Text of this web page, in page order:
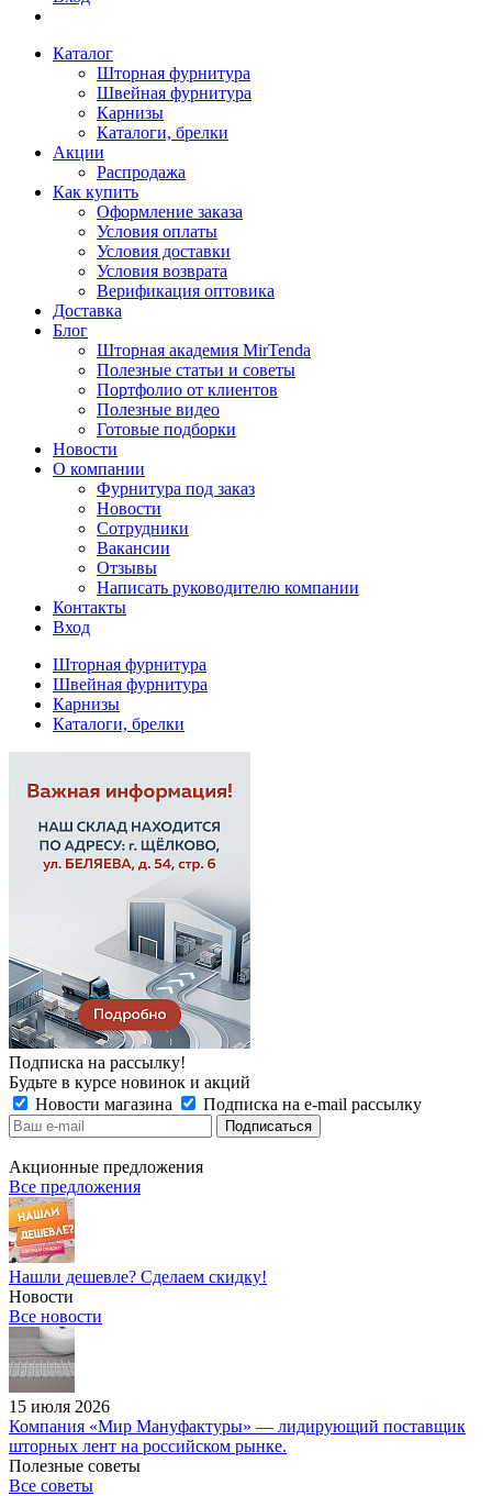
Каталог
Шторная фурнитура
Швейная фурнитура
Карнизы
Каталоги, брелки
Акции
Распродажа
Как купить
Оформление заказа
Условия оплаты
Условия доставки
Условия возврата
Верификация оптовика
Доставка
Блог
Шторная академия MirTenda
Полезные статьи и советы
Портфолио от клиентов
Полезные видео
Готовые подборки
Новости
О компании
Фурнитура под заказ
Новости
Сотрудники
Вакансии
Отзывы
Написать руководителю компании
Контакты
Вход
Шторная фурнитура
Швейная фурнитура
Карнизы
Каталоги, брелки
Подписка на рассылку!
Будьте в курсе новинок и акций
Новости магазина
Подписка на e-mail рассылку
Акционные предложения
Все предложения
Нашли дешевле? Сделаем скидку!
Новости
Все новости
15 июля 2026
Компания «Мир Мануфактуры» — лидирующий поставщик
шторных лент на российском рынке.
Полезные советы
Все советы